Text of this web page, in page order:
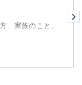
、家族のこと、